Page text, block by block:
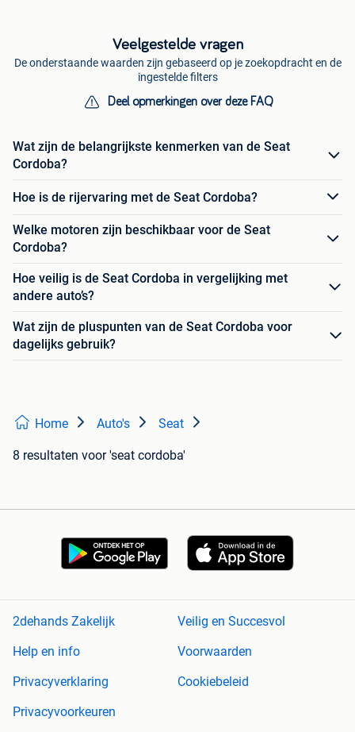
Veelgestelde vragen
De onderstaande waarden zijn gebaseerd op je zoekopdracht en de
ingestelde filters
Deel opmerkingen over deze FAQ
Wat zijn de belangrijkste kenmerken van de Seat
Cordoba?
Hoe is de rijervaring met de Seat Cordoba?
Welke motoren zijn beschikbaar voor de Seat
Cordoba?
Hoe veilig is de Seat Cordoba in vergelijking met
andere auto’s?
Wat zijn de pluspunten van de Seat Cordoba voor
dagelijks gebruik?
Home Auto's Seat
8 resultaten voor 'seat cordoba'
2dehands Zakelijk
Veilig en Succesvol
Help en info
Voorwaarden
Privacyverklaring
Cookiebeleid
Privacyvoorkeuren